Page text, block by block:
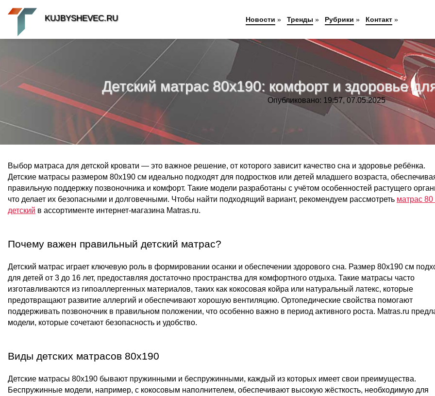
Детский матрас 80x190: комфорт и здоровье
Опубликовано: 19:57, 07.05.2025
Выбор матраса для детской кровати — это важное решение, от которого зависит качество сна и здоровье ребёнка.
Детские матрасы размером 80x190 см идеально подходят для подростков или детей младшего возраста,
правильную поддержку позвоночника и комфорт. Такие модели разработаны с учётом особенностей растущего
что делает их безопасными и долговечными. Чтобы найти подходящий вариант, рекомендуем рассмотреть матрас 80
детский в ассортименте интернет-магазина Matras.ru.
Почему важен правильный детский матрас?
Детский матрас играет ключевую роль в формировании осанки и обеспечении здорового сна. Размер 80x190 см
для детей от 3 до 16 лет, предоставляя достаточно пространства для комфортного отдыха. Такие матрасы часто
изготавливаются из гипоаллергенных материалов, таких как кокосовая койра или натуральный латекс, которые
предотвращают развитие аллергий и обеспечивают хорошую вентиляцию. Ортопедические свойства помогают
поддерживать позвоночник в правильном положении, что особенно важно в период активного роста. Matras.ru
модели, которые сочетают безопасность и удобство.
Виды детских матрасов 80x190
Детские матрасы 80x190 бывают пружинными и беспружинными, каждый из которых имеет свои преимущества.
Беспружинные модели, например, с кокосовым наполнителем, обеспечивают высокую жёсткость, необходимую для
KUJBYSHEVEC.RU Новости » Тренды » Рубрики » Контакт»